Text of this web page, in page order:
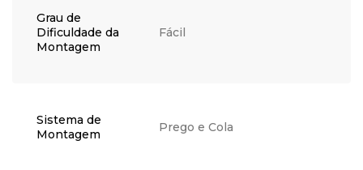
Grau de
Dificuldade da
Montagem
Fácil
Sistema de
Montagem
Prego e Cola